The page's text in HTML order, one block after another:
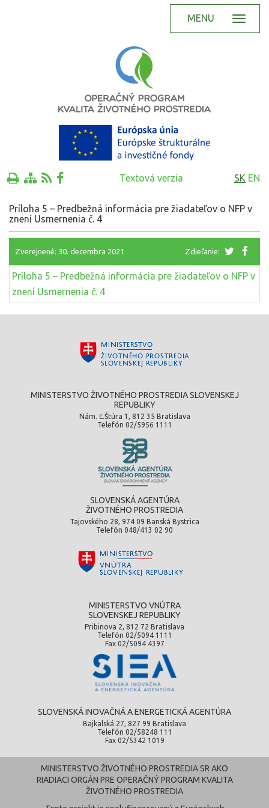
MENU
Textová verzia SK EN
Príloha 5 – Predbežná informácia pre žiadateľov o NFP v
znení Usmernenia č. 4
Zverejnené: 30. decembra 2021 Zdieľanie:
Príloha 5 – Predbežná informácia pre žiadateľov o NFP v
znení Usmernenia č. 4
MINISTERSTVO ŽIVOTNÉHO PROSTREDIA SLOVENSKEJ
REPUBLIKY
Nám. Ľ.Štúra 1, 812 35 Bratislava
Telefón 02/5956 1111
SLOVENSKÁ AGENTÚRA
ŽIVOTNÉHO PROSTREDIA
Tajovského 28, 974 09 Banská Bystrica
Telefón 048/413 02 90
MINISTERSTVO VNÚTRA
SLOVENSKEJ REPUBLIKY
Pribinova 2, 812 72 Bratislava
Telefón 02/5094 1111
Fax 02/5094 4397
SLOVENSKÁ INOVAČNÁ A ENERGETICKÁ AGENTÚRA
Bajkalská 27, 827 99 Bratislava
Telefón 02/58248 111
Fax 02/5342 1019
MINISTERSTVO ŽIVOTNÉHO PROSTREDIA SR AKO
RIADIACI ORGÁN PRE OPERAČNÝ PROGRAM KVALITA
ŽIVOTNÉHO PROSTREDIA